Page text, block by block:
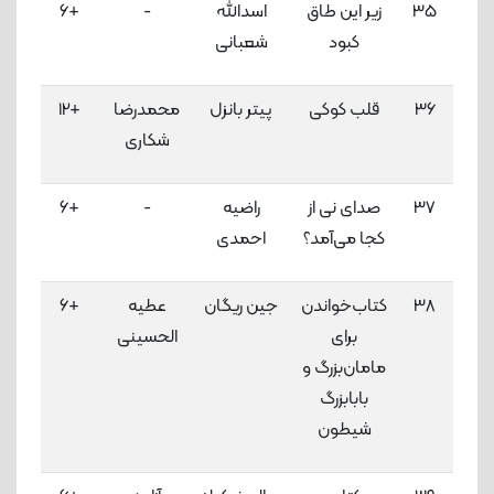
35
زیر این طاق
کبود
اسدالله
شعبانی
-
+6
36 قلب کوکی پیتر بانزل
محمدرضا
شکاری
+12
37
صدای نی از
کجا می‌آمد؟
راضیه
احمدی
-
+6
38
کتاب‌خواندن
برای
مامان‌بزرگ و
بابابزرگ
شیطون
جین ریگان
عطیه
الحسینی
+6